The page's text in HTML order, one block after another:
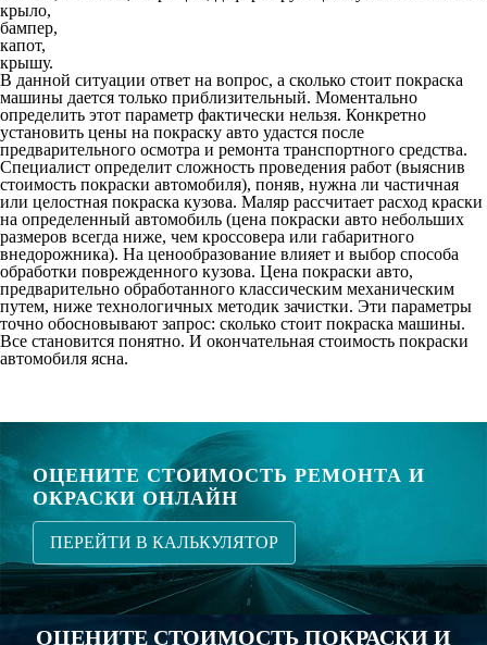
крыло,
бампер,
капот,
крышу.
В данной ситуации ответ на вопрос, а сколько стоит покраска
машины дается только приблизительный. Моментально
определить этот параметр фактически нельзя. Конкретно
установить цены на покраску авто удастся после
предварительного осмотра и ремонта транспортного средства.
Специалист определит сложность проведения работ (выяснив
стоимость покраски автомобиля), поняв, нужна ли частичная
или целостная покраска кузова. Маляр рассчитает расход краски
на определенный автомобиль (цена покраски авто небольших
размеров всегда ниже, чем кроссовера или габаритного
внедорожника). На ценообразование влияет и выбор способа
обработки поврежденного кузова. Цена покраски авто,
предварительно обработанного классическим механическим
путем, ниже технологичных методик зачистки. Эти параметры
точно обосновывают запрос: сколько стоит покраска машины.
Все становится понятно. И окончательная стоимость покраски
автомобиля ясна.
ОЦЕНИТЕ СТОИМОСТЬ РЕМОНТА И
ОКРАСКИ ОНЛАЙН
ПЕРЕЙТИ В КАЛЬКУЛЯТОР
ОЦЕНИТЕ СТОИМОСТЬ ПОКРАСКИ И